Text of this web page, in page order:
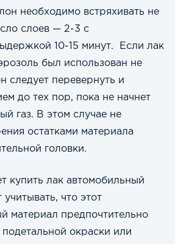
необходимо встряхивать не
слоев — 2-3 с
10-15 минут. Если лак
был использован не
следует перевернуть и
до тех пор, пока не начнет
газ. В этом случае не
остатками материала
головки.
купить лак автомобильный
учитывать, что этот
материал предпочтительно
подетальной окраски или